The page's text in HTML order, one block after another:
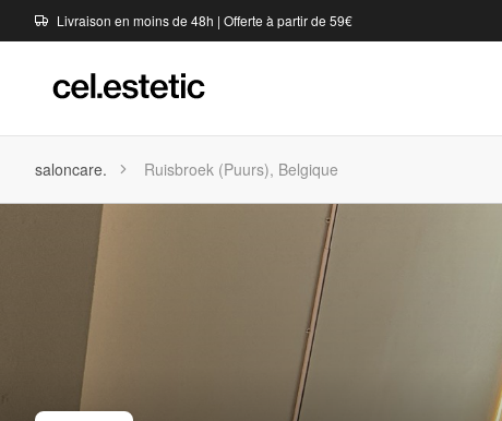
Livraison en moins de 48h | Offerte à partir de 59€
saloncare. Ruisbroek (Puurs), Belgique